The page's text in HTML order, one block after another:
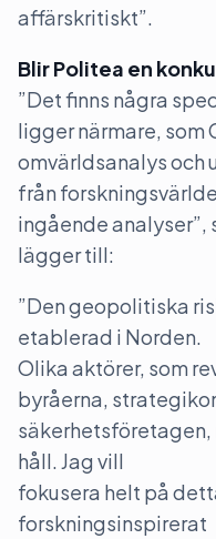
affärskritiskt”.
Blir Politea en
”Det finns några
ligger närmare, som
omvärldsanalys och
från
ingående analyser”,
lägger till:
”Den geopolitiska
etablerad i Norden.
Olika aktörer, som
byråerna,
säkerhetsföretagen,
håll. Jag vill
fokusera helt på
forskningsinspirerat